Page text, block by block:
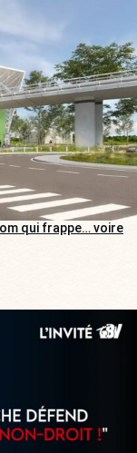
qui frappe… voire